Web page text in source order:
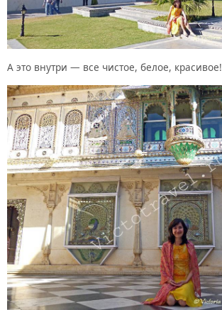
А это внутри — все чистое, белое, красивое!